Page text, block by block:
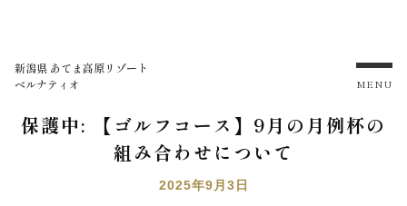
新潟県 あてま高原リゾート
ベルナティオ
MENU
保護中: 【ゴルフコース】9月の月例杯の
組み合わせについて
2025年9月3日